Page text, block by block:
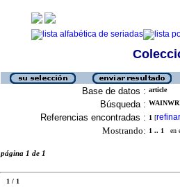
Base de datos : article
Búsqueda :
Referencias encontradas : 1 [refinar
Mostrando: 1 .. 1 en
página 1 de 1
1 / 1